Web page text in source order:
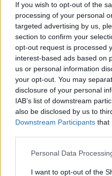
If you wish to opt-out of the
processing of your personal
targeted advertising by us,
section to confirm your
opt-out request is processed
interest-based ads based on
us or personal information
your opt-out. You may
disclosure of your personal
IAB’s list of downstream
also be disclosed by us to
Downstream Participants that
Please note that this
not limited to your visit or
Personal Data
I want to opt-out of the
Sigue leyendo